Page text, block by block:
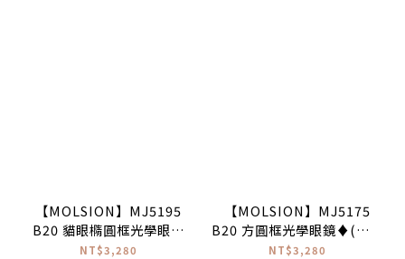
【MOLSION】MJ5195
B20 貓眼橢圓框光學眼鏡
♦(橙黃玳瑁)#宋雨琦同款
NT$3,280
【MOLSION】MJ5175
B20 方圓框光學眼鏡♦(玳瑁
色) #張凌赫同款
NT$3,280